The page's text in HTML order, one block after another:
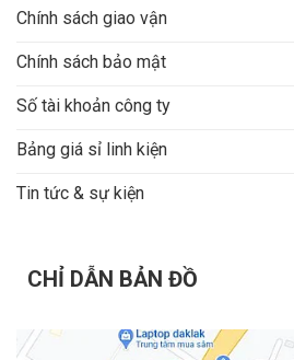
Chính sách giao vận
Chính sách bảo mật
Số tài khoản công ty
Bảng giá sỉ linh kiện
Tin tức & sự kiện
CHỈ DẪN BẢN ĐỒ